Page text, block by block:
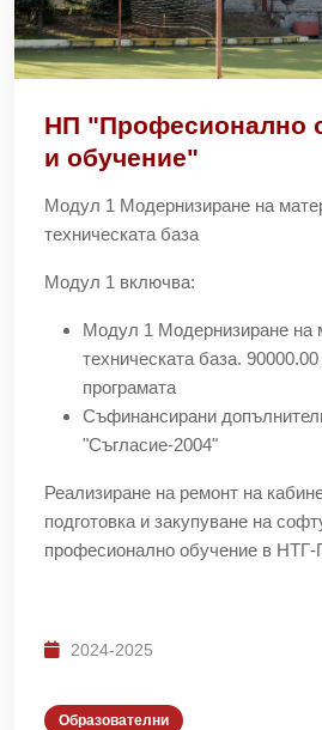
НП "Професионално
и обучение"
Модул 1 Модернизиране на
техническата база
Модул 1 включва:
Модул 1 Модернизиране на
техническата база.
програмата
Съфинансирани
"Съгласие-2004"
Реализиране на ремонт на
подготовка и закупуване на
професионално обучение в
2024-2025
Образователни